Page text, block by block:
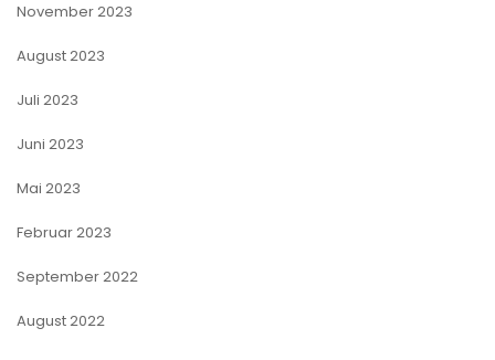
November 2023
August 2023
Juli 2023
Juni 2023
Mai 2023
Februar 2023
September 2022
August 2022